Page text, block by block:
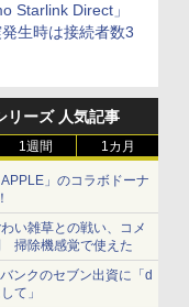
Starlink Direct」
生時は接続者数3
ーズ 人気記事
1週間 1カ月
」のコラボドーナ
い雑草との戦い、コメ
掃除機感覚で使えた
ンクのセブン出資に「d
て」